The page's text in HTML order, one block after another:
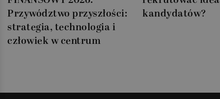
Przywództwo przyszłości:
strategia, technologia i
człowiek w centrum
kandydatów?